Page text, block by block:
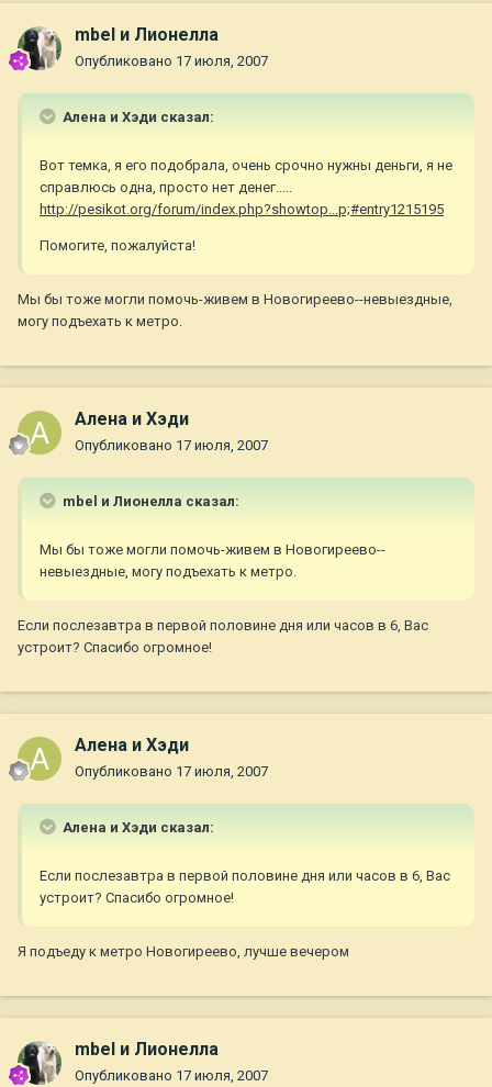
mbel и Лионелла
Опубликовано 17 июля, 2007
Алена и Хэди сказал:
Вот темка, я его подобрала, очень срочно нужны деньги, я не
справлюсь одна, просто нет денег.....
http://pesikot.org/forum/index.php?showtop...p;#entry1215195
Помогите, пожалуйста!
Мы бы тоже могли помочь-живем в Новогиреево--невыездные,
могу подъехать к метро.
Алена и Хэди
Опубликовано 17 июля, 2007
mbel и Лионелла сказал:
Мы бы тоже могли помочь-живем в Новогиреево--
невыездные, могу подъехать к метро.
Если послезавтра в первой половине дня или часов в 6, Вас
устроит? Спасибо огромное!
Алена и Хэди
Опубликовано 17 июля, 2007
Алена и Хэди сказал:
Если послезавтра в первой половине дня или часов в 6, Вас
устроит? Спасибо огромное!
Я подъеду к метро Новогиреево, лучше вечером
mbel и Лионелла
Опубликовано 17 июля, 2007